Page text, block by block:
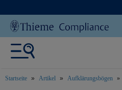
Startseite Artikel Aufklärungsbögen